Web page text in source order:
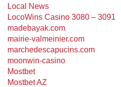
Local News
LocoWins Casino 3080 – 3091
madebayak.com
mairie-valmeinier.com
marchedescapucins.com
moonwin-casino
Mostbet
Mostbet AZ